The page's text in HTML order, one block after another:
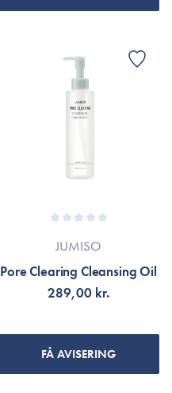
JUMISO
Pore Clearing Cleansing Oil
289,00 kr.
FÅ AVISERING